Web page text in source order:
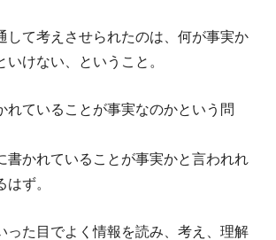
して考えさせられたのは、何が事実か
いけない、ということ。
れていることが事実なのかという問
書かれていることが事実かと言われれ
ず。
った目でよく情報を読み、考え、理解